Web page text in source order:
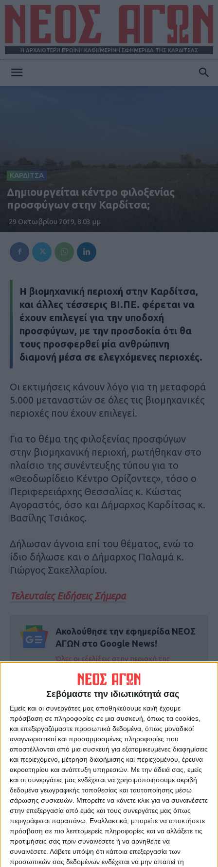
Σεβόμαστε την ιδιωτικότητά σας
Εμείς και οι συνεργάτες μας αποθηκεύουμε και/ή έχουμε
πρόσβαση σε πληροφορίες σε μια συσκευή, όπως τα cookies,
και επεξεργαζόμαστε προσωπικά δεδομένα, όπως μοναδικοί
αναγνωριστικοί και προσαρμοσμένες πληροφορίες που
αποστέλλονται από μια συσκευή για εξατομικευμένες διαφημίσεις
και περιεχόμενο, μέτρηση διαφήμισης και περιεχομένου, έρευνα
ακροατηρίου και ανάπτυξη υπηρεσιών. Με την άδειά σας, εμείς
και οι συνεργάτες μας ενδέχεται να χρησιμοποιήσουμε ακριβή
δεδομένα γεωγραφικής τοποθεσίας και ταυτοποίησης μέσω
σάρωσης συσκευών. Μπορείτε να κάνετε κλικ για να συναινέσετε
στην επεξεργασία από εμάς και τους συνεργάτες μας όπως
περιγράφεται παραπάνω. Εναλλακτικά, μπορείτε να αποκτήσετε
πρόσβαση σε πιο λεπτομερείς πληροφορίες και να αλλάξετε τις
προτιμήσεις σας πριν συναινέσετε ή να αρνηθείτε να
συναινέσετε. Λάβετε υπόψη ότι κάποια επεξεργασία των
προσωπικών σας δεδομένων ενδέχεται να μην απαιτεί τη
Η ΑΡΧΑΙΟΤΕΡΗ ΠΡΩΪΝΗ ΚΑΘΗΜΕΡΙΝΗ ΕΦΗΜΕΡΙΔΑ ΤΗΣ ΚΑΡΔΙΤΣΑΣ
ΚΑΡΔΙΤΣΑ
Δημιουργείται κέντρο φιλοξενίας
προσφύγων στην Καρδίτσα;
29 Οκτωβρίου 2019, 8:03 μμ
Η βιομηχανική περιοχή στην Καρδίτσα,
και άλλες τέσσερις ΒΙ.ΠΕ. φέρεται να
έχουν επιλεγεί για την υποδοχή
προσφύγων, με την προσδοκία ότι θα
τους προσφερθεί μία ανθρώπινη
διαμονή μέσα σε ελεγχόμενες περιοχές.
Οι εκτιμήσεις κάνουν λόγο για τη μεταφορά
5.000 μεταναστών σε όλες τις βιομηχανικές
περιοχές που έχουν επιλεγεί.
Για το θέμα της φιλοξενίας προσφύγων
στην βιομηχανική περιοχή, ρωτήθηκαν στο
πλαίσιο της συνέντευξης τύπου για το
«Θεοδωρίδειο Κέντρο Ορίζοντες», τόσο ο
Περιφερειάρχης Θεσσαλίας κ. Κώστας
Αγοραστός, όσο και Δήμαρχος Καρδίτσας κ.
Βασίλης Τσιάκος.
Δήλωσαν άγνοια επί του θέματος, ενώ το
ίδιο δήλωσε και ο Δήμαρχος Παλαμά κ.
Γιώργος Σακελλαρίου.
Τελευταίες Ειδήσεις Σήμερα
Ακολούθησε την εφημερίδα ΝΕΟΣ
ΑΓΩΝ στο Google News!
Όλες οι εξελίξεις στην περιοχή της
ΠΡΟΗΓΟΥΜΕΝΟ ΑΡΘΡΟ
Ο Σύλλογος των Απανταχού
Καρδιτσιωτών τίμησε την
Επέτειο της 28ης Οκτωβρίου
ΕΠΟΜΕΝΟ ΑΡΘΡΟ
Πόσο επίδομα θέρμανσης
δικαιούνται τα νοικοκυριά
στο Νομό Καρδίτσας
Δημοσιογραφική Ομάδα ΝΕΟΣ ΑΓΩΝ
https://neosagon.gr
Η Αρχαιότερη Καθημερινή Πρωινή Εφημερίδα της Καρδίτσας